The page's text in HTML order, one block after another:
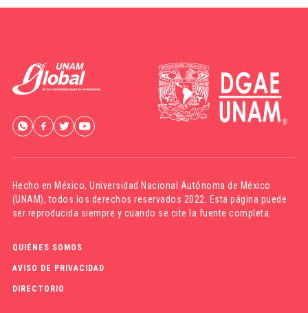
Hecho en México,Universidad Nacional Autónoma de México
(UNAM), todos los derechos reservados 2022. Esta página puede
ser reproducida siempre y cuando se cite la fuente completa.
QUIÉNES SOMOS
AVISO DE PRIVACIDAD
DIRECTORIO